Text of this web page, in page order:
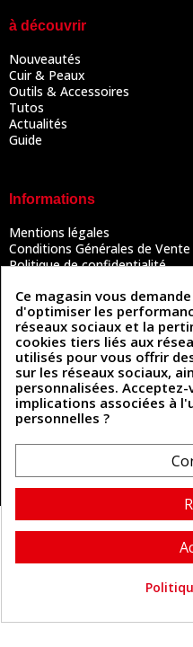
à découvrir
Nouveautés
Cuir & Peaux
Outils & Accessoires
Tutos
Actualités
Guide
Informations
Mentions légales
Conditions Générales de Vente
Politique de confidentialité
Contactez-nous
Coordonnées
493 Chemin de Catougnac
81300 Graulhet
contact@cuirenstock.com
Cuirenstock © 2026
Ce magasin vous
d'optimiser les
réseaux sociaux et la
cookies tiers liés aux
utilisés pour vous offrir
sur les réseaux sociaux,
personnalisées.
implications associées à
personnelles ?